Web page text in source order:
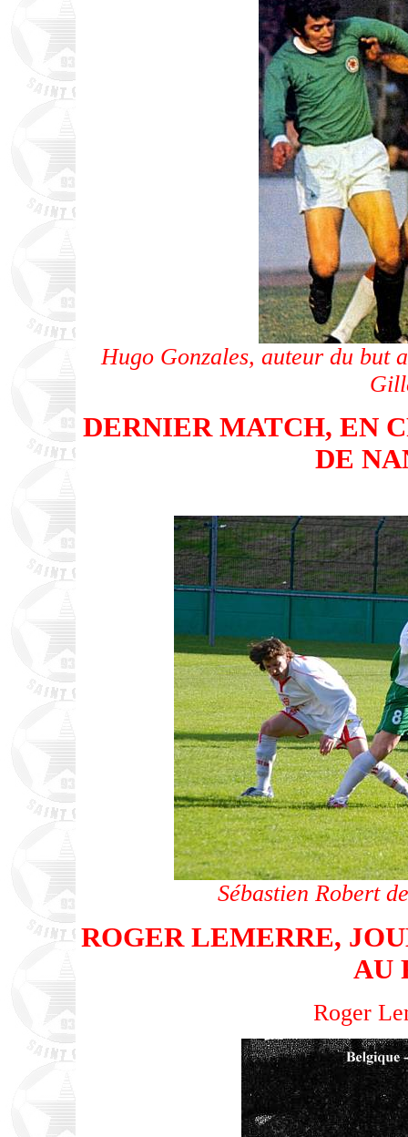
Hugo Gonzales, auteur du but
DERNIER MATCH, EN
DE
Sébastien Robert
ROGER LEMERRE,
AU
Roger